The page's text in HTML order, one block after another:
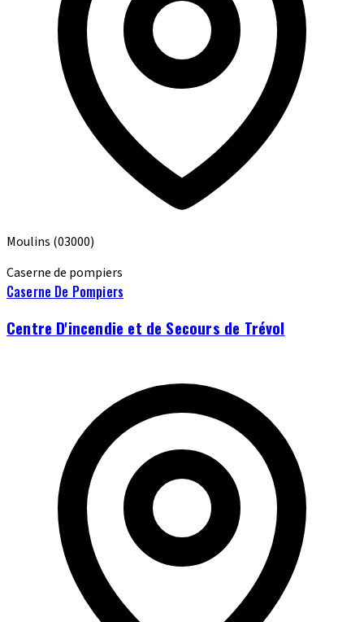
Moulins (03000)
Caserne de pompiers
Caserne De Pompiers
Centre D'incendie et de Secours de Trévol